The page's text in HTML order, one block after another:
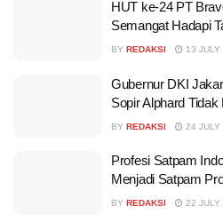
HUT ke-24 PT
Semangat Hadapi
BY REDAKSI 13 JULY
Gubernur DKI
Sopir Alphard Tidak
BY REDAKSI 24 JULY
Profesi Satpam
Menjadi Satpam
BY REDAKSI 22 JULY